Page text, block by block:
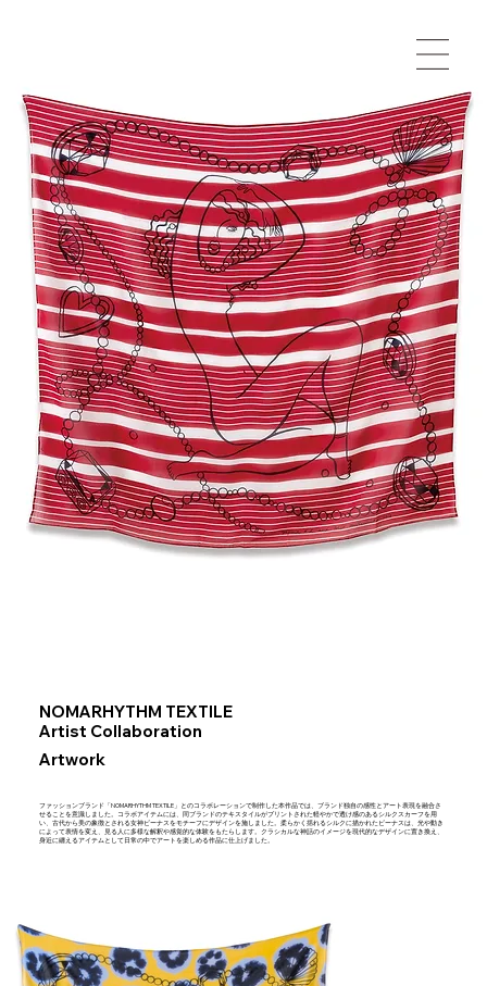
NOMARHYTHM TEXTILE
Artist Collaboration
Artwork
ファッションブランド「NOMARHYTHM TEXTILE」とのコラボレーションで制作した本作品では、ブランド独自の感性とアート表現を融合さ
せることを意識しました。コラボアイテムには、同ブランドのテキスタイルがプリントされた軽やかで透け感のあるシルクスカーフを用
い、古代から美の象徴とされる女神ビーナスをモチーフにデザインを施しました。柔らかく揺れるシルクに描かれたビーナスは、光や動き
によって表情を変え、見る人に多様な解釈や感覚的な体験をもたらします。クラシカルな神話のイメージを現代的なデザインに置き換え、
身近に纏えるアイテムとして日常の中でアートを楽しめる作品に仕上げました。